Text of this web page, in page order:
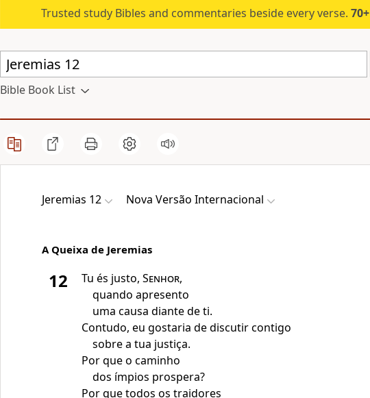
Trusted study Bibles and commentaries beside every verse. 70+
Bible Book List
Jeremias 12 Nova Versão Internacional
A Queixa de Jeremias
12 Tu és justo, Senhor,
quando apresento
uma causa diante de ti.
Contudo, eu gostaria de discutir contigo
sobre a tua justiça.
Por que o caminho
dos ímpios prospera?
Por que todos os traidores